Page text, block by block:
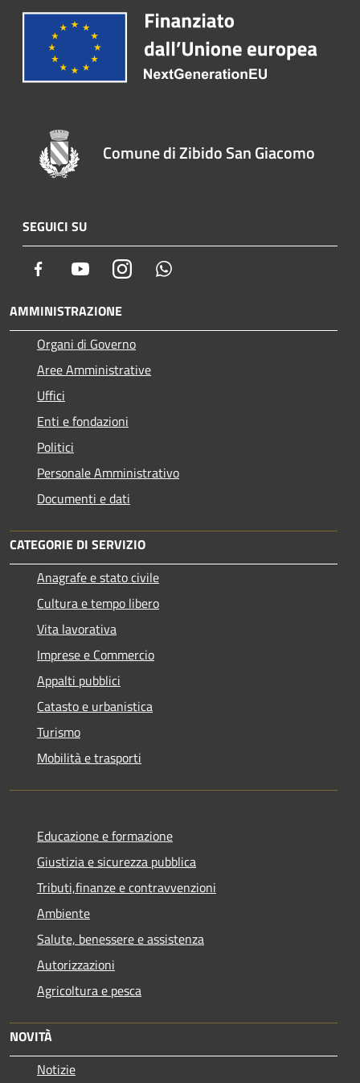
Comune di Zibido San Giacomo
SEGUICI SU
Facebook YoutubeInstagram
AMMINISTRAZIONE
Organi di Governo
Aree Amministrative
Uffici
Enti e fondazioni
Politici
Personale Amministrativo
Documenti e dati
CATEGORIE DI SERVIZIO
Anagrafe e stato civile
Cultura e tempo libero
Vita lavorativa
Imprese e Commercio
Appalti pubblici
Catasto e urbanistica
Turismo
Mobilità e trasporti
Educazione e formazione
Giustizia e sicurezza pubblica
Tributi,finanze e contravvenzioni
Ambiente
Salute, benessere e assistenza
Autorizzazioni
Agricoltura e pesca
NOVITÀ
Notizie